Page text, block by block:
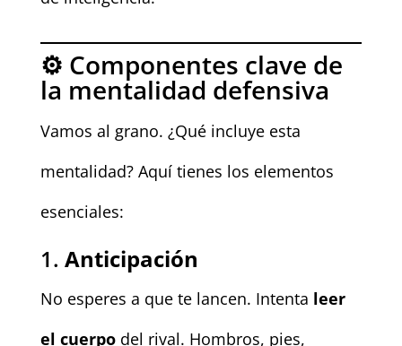
⚙️ Componentes clave de
la mentalidad defensiva
Vamos al grano. ¿Qué incluye esta
mentalidad? Aquí tienes los elementos
esenciales:
1. Anticipación
No esperes a que te lancen. Intenta leer
el cuerpodel rival. Hombros, pies,